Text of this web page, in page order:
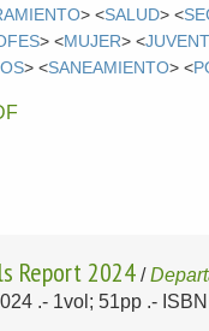
> <SALUD> <
> <MUJER> <
> <SANEAMIENTO> <
Report 2024 /
.- 1vol; 51pp .-